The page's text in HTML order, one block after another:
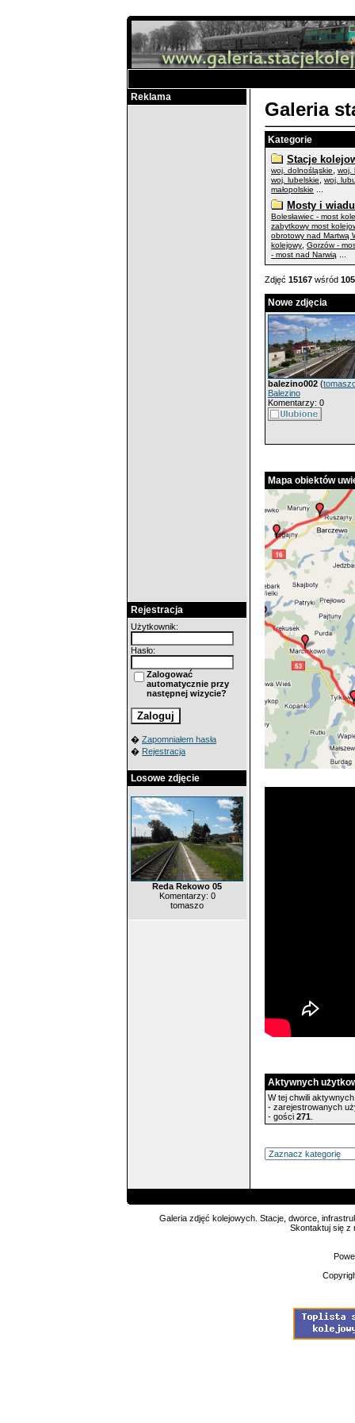
Reklama
Rejestracja
Użytkownik:
Hasło:
Zalogować
automatycznie przy
następnej wizycie?
� Zapomniałem hasła
� Rejestracja
Losowe zdjęcie
Reda Rekowo 05
Komentarzy: 0
tomaszo
Galeria
Kategorie
Stacje
woj. dolnośląskie
woj.
woj. lubelskie
woj.
małopolskie
Mosty i
Bolesławiec - most
zabytkowy most
obrotowy nad Martwą
kolejowy Gorzów -
- most nad Narwią
Zdjęć 15167 wśród
Nowe zdjęcia
balezino002 (
Balezino
Komentarzy: 0
Mapa obiektów
Aktywnych
W tej chwili
- zarejestrowanych
- gości 271
Galeria zdjęć kolejowych. Stacje, dworce,
Skontaktuj się z